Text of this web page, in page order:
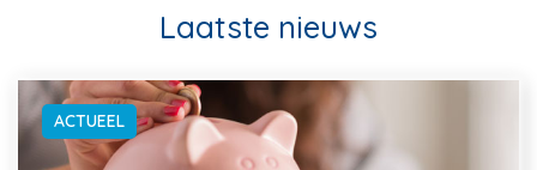
Laatste nieuws
ACTUEEL